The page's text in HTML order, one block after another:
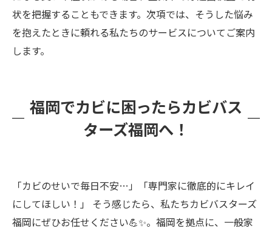
状を把握することもできます。次項では、そうした悩み
を抱えたときに頼れる私たちのサービスについてご案内
します。
福岡でカビに困ったらカビバス
ターズ福岡へ！
「カビのせいで毎日不安…」「専門家に徹底的にキレイ
にしてほしい！」 そう感じたら、私たちカビバスターズ
福岡にぜひお任せください💪✨。福岡を拠点に、一般家